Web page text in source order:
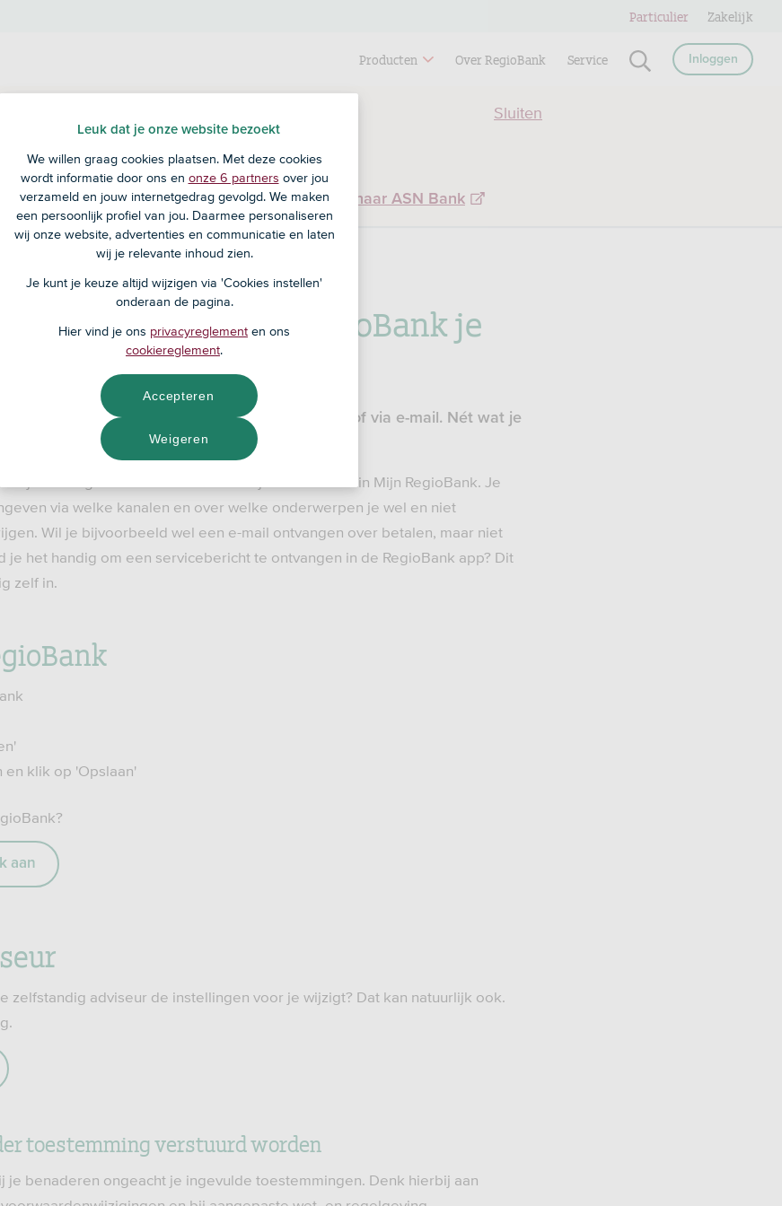
bij RegioBank?
en ben je nog geen klant bij RegioBank?Ga dan naar ASN Bank
Sluiten
Producten Over RegioBank Service Inloggen
Particulier Zakelijk
hoe en waarover RegioBank je
hoogte. Via je adviseur, per post, telefonisch, of via e-mail. Nét wat je
wil je liever gemaild worden? Zet dan je e-mailadres in Mijn RegioBank. Je
via welke kanalen en over welke onderwerpen je wel en niet
Wil je bijvoorbeeld wel een e-mail ontvangen over betalen, maar niet
je het handig om een servicebericht te ontvangen in de RegioBank app? Dit
zelf in.
en klik op 'Opslaan'
aan
zelfstandig adviseur de instellingen voor je wijzigt? Dat kan natuurlijk ook.
toestemming verstuurd worden
je benaderen ongeacht je ingevulde toestemmingen. Denk hierbij aan
Leuk dat je onze website bezoekt
We willen graag cookies plaatsen. Met deze cookies
wordt informatie door ons en onze 6 partners over jou
verzameld en jouw internetgedrag gevolgd. We maken
een persoonlijk profiel van jou. Daarmee personaliseren
wij onze website, advertenties en communicatie en laten
wij je relevante inhoud zien.
Je kunt je keuze altijd wijzigen via 'Cookies instellen'
onderaan de pagina.
Hier vind je ons privacyreglement en ons
cookiereglement.
Weigeren
Accepteren